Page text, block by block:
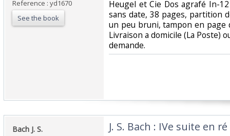
Reference : yd1670
See the book
‎Heugel et Cie Dos agrafé In-
sans date, 38 pages, partition
un peu bruni, tampon en
Livraison a domicile (La Poste)
demande.‎
‎Bach J. S.‎ ‎J. S. Bach : IVe suite en